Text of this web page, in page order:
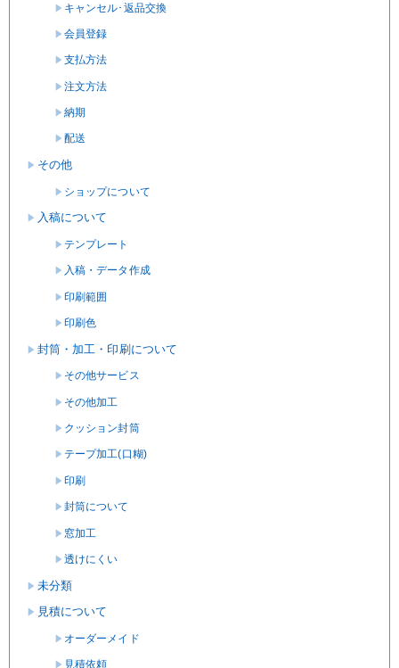
キャンセル･返品交換
会員登録
支払方法
注文方法
納期
配送
その他
ショップについて
入稿について
テンプレート
入稿・データ作成
印刷範囲
印刷色
封筒・加工・印刷について
その他サービス
その他加工
クッション封筒
テープ加工(口糊)
印刷
封筒について
窓加工
透けにくい
未分類
見積について
オーダーメイド
見積依頼